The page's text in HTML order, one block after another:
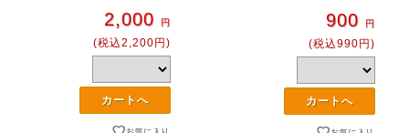
2,000 円
(税込2,200円)
900 円
(税込990円)